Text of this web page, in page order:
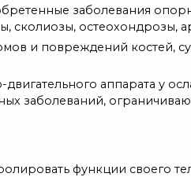
заболевания
сколиозы, остеохондрозы,
и повреждений костей,
аппарата у
заболеваний,
функции своего